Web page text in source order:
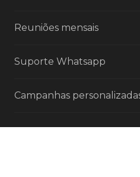
Reuniões mensais
Suporte Whatsapp
Campanhas